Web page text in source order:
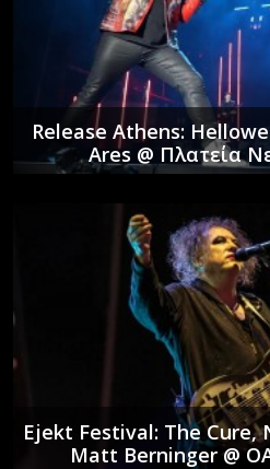
Release Athens:
Ares @ Πλατεία
Ejekt Festival: The Cure,
Matt Berninger @